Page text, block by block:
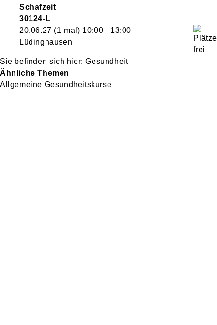
Schafzeit
30124-L
20.06.27 (1-mal) 10:00 - 13:00
Lüdinghausen
Gesundheit
Ähnliche Themen
Allgemeine Gesundheitskurse